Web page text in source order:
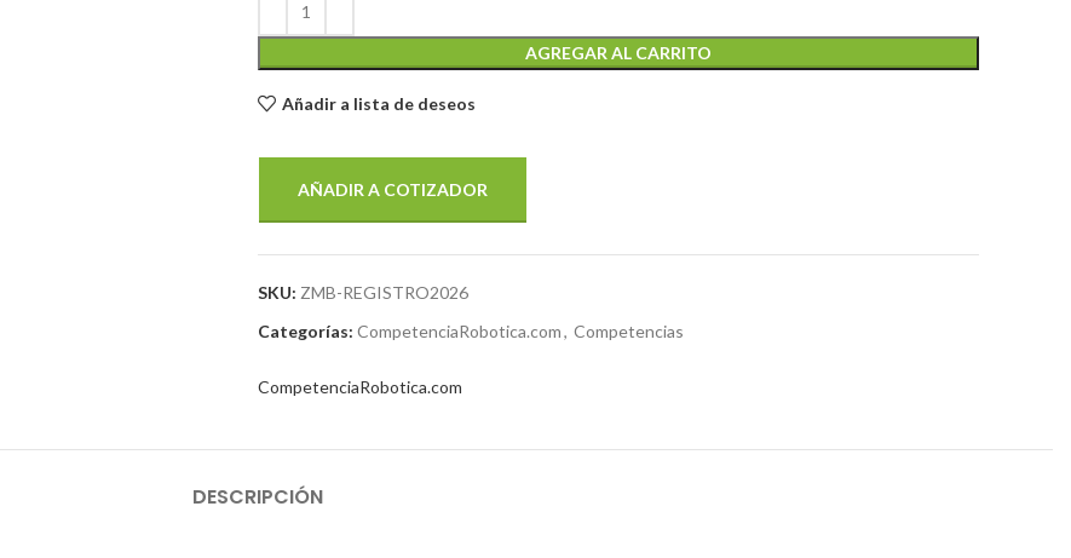
AGREGAR AL CARRITO
Añadir a lista de deseos
AÑADIR A COTIZADOR
SKU: ZMB-REGISTRO2026
Categorías: CompetenciaRobotica.com, Competencias
CompetenciaRobotica.com
DESCRIPCIÓN